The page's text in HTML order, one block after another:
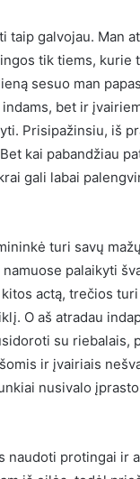
taip galvojau. Man
tik tiems, kurie
sesuo man
bet ir
Prisipažinsiu, iš
kai pabandžiau
gali labai
turi savų
palaikyti
actą, trečios
O aš atradau
su riebalais,
ir įvairiais
nusivalo
naudoti protingai ir